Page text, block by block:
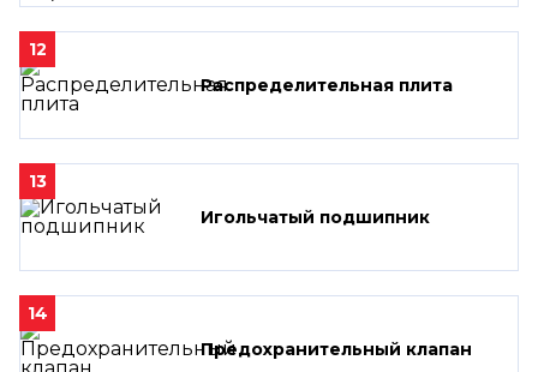
12
Распределительная плита
13
Игольчатый подшипник
14
Предохранительный клапан